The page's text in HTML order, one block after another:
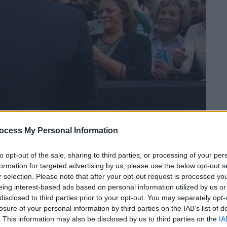
My Personal Information
opt-out of the sale, sharing to third parties, or processing of your
for targeted advertising by us, please use the below opt-out
selection. Please note that after your opt-out request is processed
interest-based ads based on personal information utilized by us
to third parties prior to your opt-out. You may separately
of your personal information by third parties on the IAB’s list of
This information may also be disclosed by us to third parties on the
το ΕΘΝΟΣ στη Google
ασφαλείας τουβασιλιά Καρόλου Γ'
μέλη έχει γίνειviralστο διαδίκτυο τα
στο TikTokαπό έναν άνδρα με το